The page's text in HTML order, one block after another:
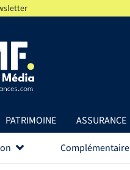
PATRIMOINE ASSURANCE
Complémentaire